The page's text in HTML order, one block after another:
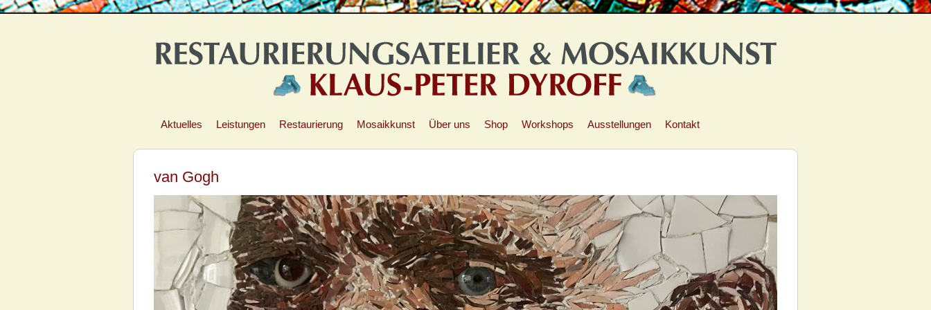
Aktuelles Leistungen Restaurierung Mosaikkunst Über uns Shop Workshops Ausstellungen Kontakt
van Gogh